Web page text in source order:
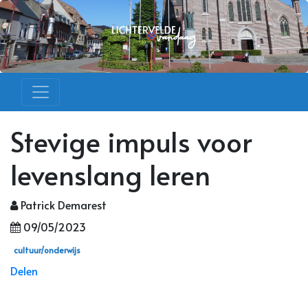
Stevige impuls voor
levenslang leren
Patrick Demarest
09/05/2023
cultuur/onderwijs
Delen